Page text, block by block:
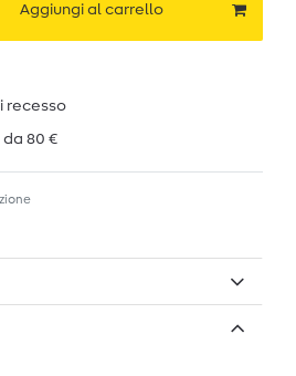
Aggiungi al carrello
recesso
80 €